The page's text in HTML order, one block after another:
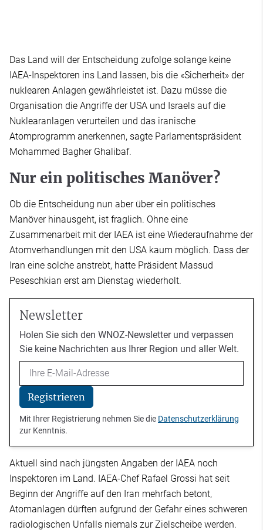
Das Land will der Entscheidung zufolge solange keine
IAEA-Inspektoren ins Land lassen, bis die «Sicherheit» der
nuklearen Anlagen gewährleistet ist. Dazu müsse die
Organisation die Angriffe der USA und Israels auf die
Nuklearanlagen verurteilen und das iranische
Atomprogramm anerkennen, sagte Parlamentspräsident
Mohammed Bagher Ghalibaf.
Nur ein politisches Manöver?
Ob die Entscheidung nun aber über ein politisches
Manöver hinausgeht, ist fraglich. Ohne eine
Zusammenarbeit mit der IAEA ist eine Wiederaufnahme der
Atomverhandlungen mit den USA kaum möglich. Dass der
Iran eine solche anstrebt, hatte Präsident Massud
Peseschkian erst am Dienstag wiederholt.
Newsletter
Holen Sie sich den WNOZ-Newsletter und verpassen
Sie keine Nachrichten aus Ihrer Region und aller Welt.
Email
Registrieren
Mit Ihrer Registrierung nehmen Sie die Datenschutzerklärung
zur Kenntnis.
Aktuell sind nach jüngsten Angaben der IAEA noch
Inspektoren im Land. IAEA-Chef Rafael Grossi hat seit
Beginn der Angriffe auf den Iran mehrfach betont,
Atomanlagen dürften aufgrund der Gefahr eines schweren
radiologischen Unfalls niemals zur Zielscheibe werden.